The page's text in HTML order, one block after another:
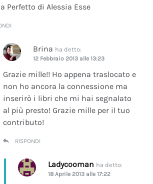
Perfetto di Alessia Esse
Brina ha detto:
12 Febbraio 2013 alle 13:23
Grazie mille!! Ho appena traslocato e
non ho ancora la connessione ma
inserirò i libri che mi hai segnalato
al più presto! Grazie mille per il tuo
contributo!
RISPONDI
Ladycooman ha detto:
18 Aprile 2013 alle 17:22